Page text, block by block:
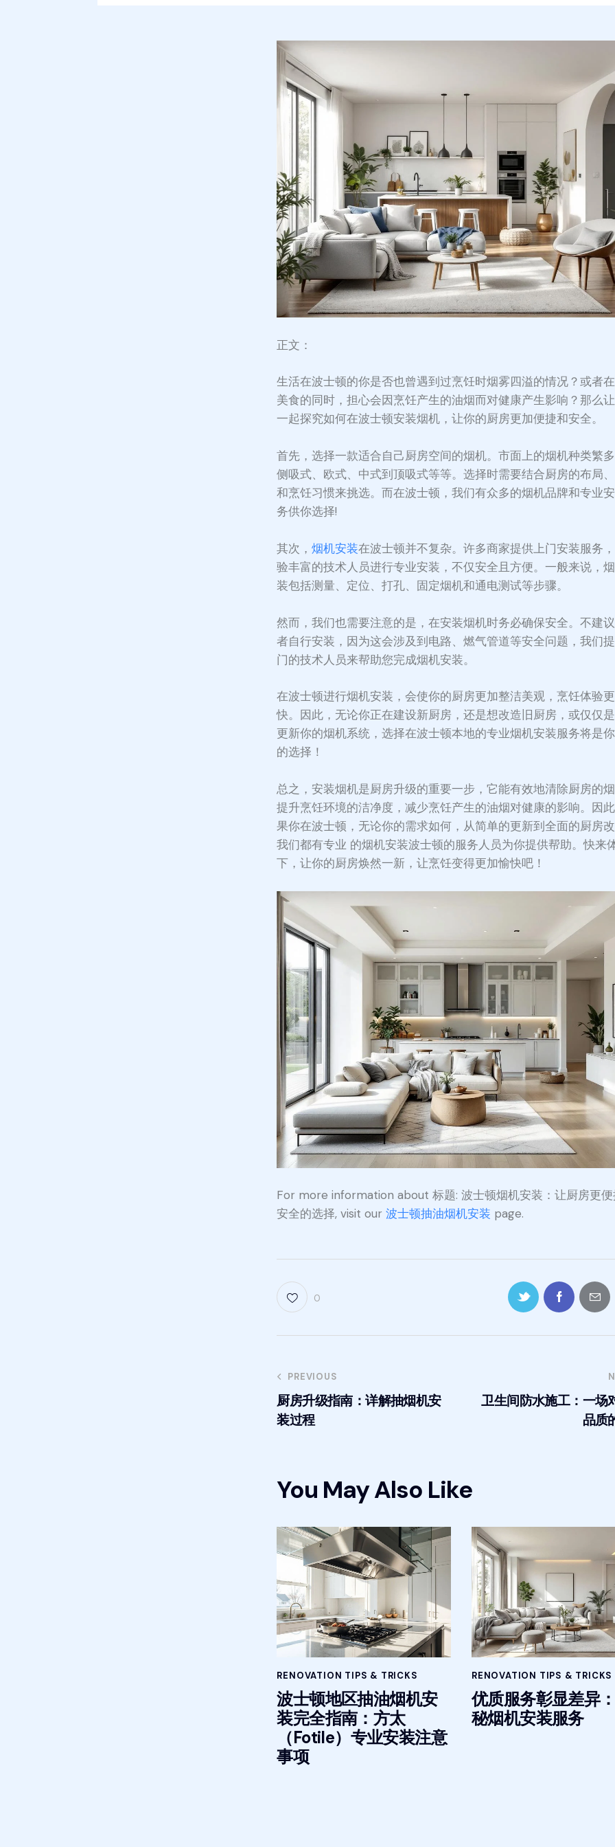
正文：
生活在波士顿的你是否也曾遇到过烹饪时烟雾四溢的情况？或者
美食的同时，担心会因烹饪产生的油烟而对健康产生影响？那么
一起探究如何在波士顿安装烟机，让你的厨房更加便捷和安全。
首先，选择一款适合自己厨房空间的烟机。市面上的烟机种类繁
侧吸式、欧式、中式到顶吸式等等。选择时需要结合厨房的布局
和烹饪习惯来挑选。而在波士顿，我们有众多的烟机品牌和专业
务供你选择!
其次，烟机安装在波士顿并不复杂。许多商家提供上门安装服务
验丰富的技术人员进行专业安装，不仅安全且方便。一般来说，
装包括测量、定位、打孔、固定烟机和通电测试等步骤。
然而，我们也需要注意的是，在安装烟机时务必确保安全。不建
者自行安装，因为这会涉及到电路、燃气管道等安全问题，我们
门的技术人员来帮助您完成烟机安装。
在波士顿进行烟机安装，会使你的厨房更加整洁美观，烹饪体验
快。因此，无论你正在建设新厨房，还是想改造旧厨房，或仅仅
更新你的烟机系统，选择在波士顿本地的专业烟机安装服务将是
的选择！
总之，安装烟机是厨房升级的重要一步，它能有效地清除厨房的
提升烹饪环境的洁净度，减少烹饪产生的油烟对健康的影响。因
果你在波士顿，无论你的需求如何，从简单的更新到全面的厨房
我们都有专业 的烟机安装波士顿的服务人员为你提供帮助。快来
下，让你的厨房焕然一新，让烹饪变得更加愉快吧！
For more information about 标题: 波士顿烟机安装：让厨房更
安全的选择, visit our波士顿抽油烟机安装 page.
0
PREVIOUS
厨房升级指南：详解抽烟机安
装过程
卫生间防水施工：一场
品质
You May Also Like
RENOVATION TIPS & TRICKS
波士顿地区抽油烟机安
装完全指南：方太
（Fotile）专业安装注意
事项
RENOVATION TIPS & TRICKS
优质服务彰显差异
秘烟机安装服务